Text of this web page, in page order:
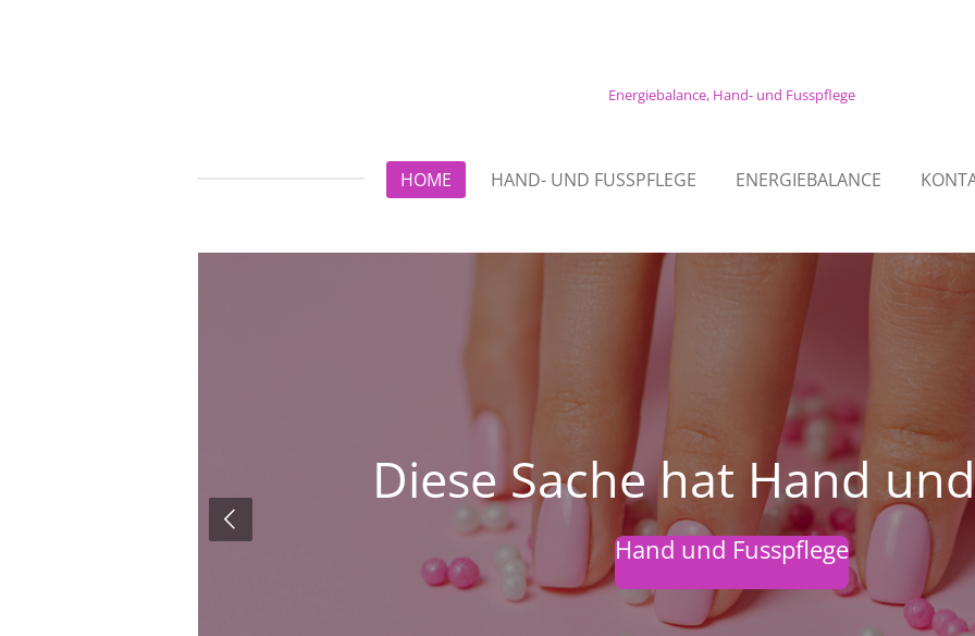
Energiebalance, Hand- und Fusspflege
HOME HAND- UND FUSSPFLEGE ENERGIEBALANCE
Diese Sache hat Hand
Hand und Fusspflege